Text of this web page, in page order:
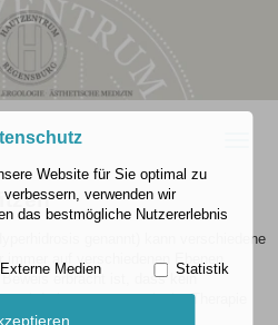
genannt) kann verschiedene
immer auf verschiedenen Ebenen
erbracht ist, dass kein
wird eine symptomatische Therapie
und umfasst:
Website für Sie optimal zu
verwenden wir
das bestmögliche Nutzererlebnis
Externe Medien Statistik